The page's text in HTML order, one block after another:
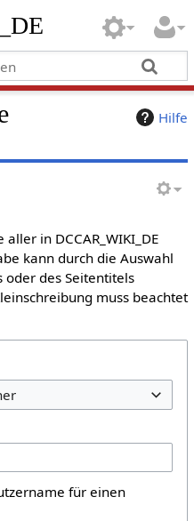
Hilfe
in DCCAR_WIKI_DE
kann durch die Auswahl
oder des Seitentitels
muss beachtet
für einen